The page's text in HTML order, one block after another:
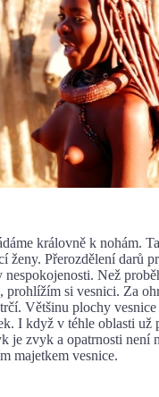
královně k nohám. Ta
ženy. Přerozdělení darů
Než
prohlížím si vesnici. Za
Většinu plochy
I když v téhle oblasti už
je zvyk a opatrnosti není
majetkem vesnice.